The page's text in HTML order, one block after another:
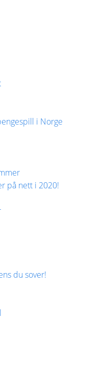
i Norge
på nett i 2020!
du sover!